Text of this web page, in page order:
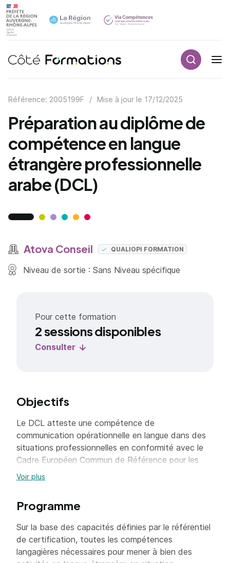
Navigation principale
Référence: 2005199F / Mise à jour le 17/12/2025
Préparation au diplôme de
compétence en langue
étrangère professionnelle
arabe (DCL)
Atova Conseil QUALIOPI FORMATION
Niveau de sortie : Sans Niveau spécifique
Pour cette formation
2 sessions disponibles
Consulter
Objectifs
Le DCL atteste une compétence de
communication opérationnelle en langue dans des
situations professionnelles en conformité avec le
Cadre Européen Commun de Référence pour les
Langues (CECRL).
Voir plus
Programme
Sur la base des capacités définies par le référentiel
de certification, toutes les compétences
langagières nécessaires pour mener à bien des